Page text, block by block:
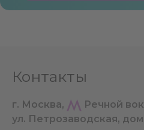
Контакты
г. Москва,
Речной
ул. Петрозаводская, дом